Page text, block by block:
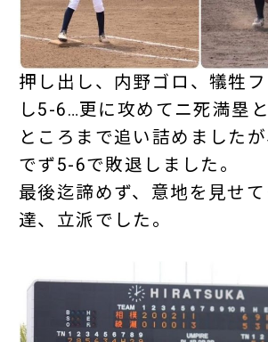
押し出し、内野ゴロ、犠牲
し5-6…更に攻めてニ死満塁
ところまで追い詰めました
でず5-6で敗退しました。
最後迄諦めず、意地を見せ
達、立派でした。